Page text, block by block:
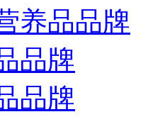
养品品牌
品牌
品牌